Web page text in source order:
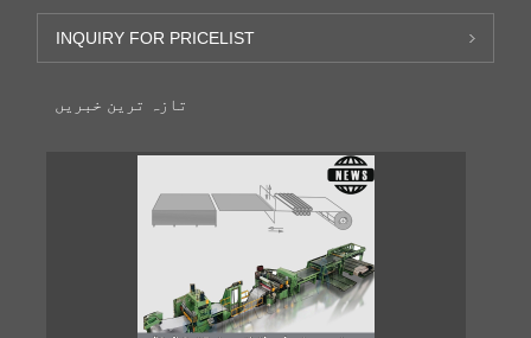
INQUIRY FOR PRICELIST
تازہ ترین خبریں